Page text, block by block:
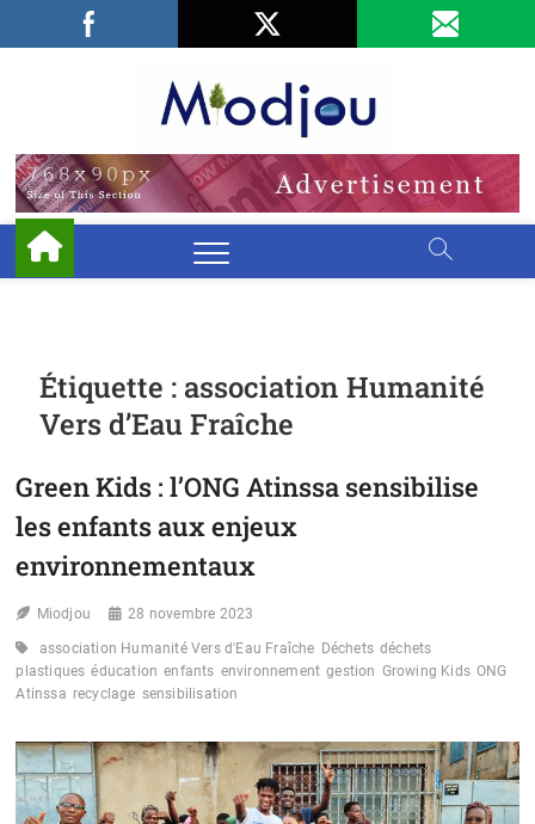
Facebook
LinkedIn
Étiquette : association Humanité
Vers d’Eau Fraîche
Green Kids : l’ONG Atinssa sensibilise
les enfants aux enjeux
environnementaux
Miodjou 28 novembre 2023
association Humanité Vers d'Eau Fraîche Déchets déchets
plastiques éducation enfants environnement gestion Growing Kids ONG
Atinssa recyclage sensibilisation